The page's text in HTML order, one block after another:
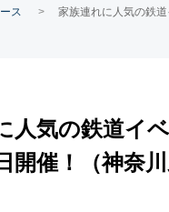
ス 家族連れに人気の鉄
人気の鉄道イ
開催！（神奈川